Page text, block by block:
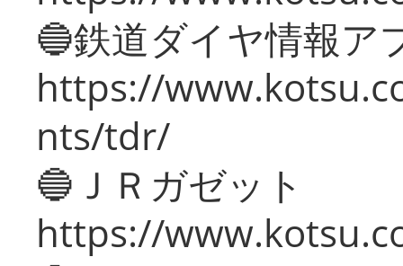
🔵鉄道ダイヤ情報ア
https://
nts/tdr/
🔵ＪＲガゼット
https://